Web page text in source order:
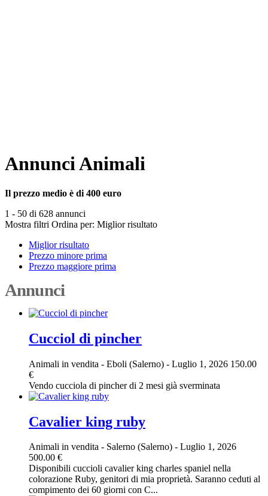
Annunci Animali
Il prezzo medio è di 400 euro
1 - 50 di 628 annunci
Mostra filtri Ordina per: Miglior risultato
Miglior risultato
Prezzo minore prima
Prezzo maggiore prima
Annunci
Cucciol di pincher
Animali in vendita - Eboli (Salerno) - Luglio 1, 2026 150.00
€
Vendo cucciola di pincher di 2 mesi già sverminata
Cavalier king ruby
Animali in vendita - Salerno (Salerno) - Luglio 1, 2026
500.00 €
Disponibili cuccioli cavalier king charles spaniel nella
colorazione Ruby, genitori di mia proprietà. Saranno ceduti al
compimento dei 60 giorni con C...